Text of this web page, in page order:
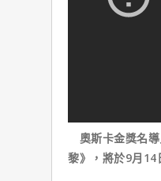
奧斯卡金獎名導
黎》，將於9月14